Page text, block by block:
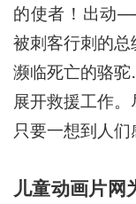
的使者！出动
被刺客行刺的
濒临死亡的骆
展开救援工作
只要一想到人们
儿童动画片网